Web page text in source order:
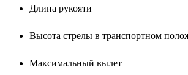
Длина рукояти
Высота стрелы в транспортном
Максимальный вылет